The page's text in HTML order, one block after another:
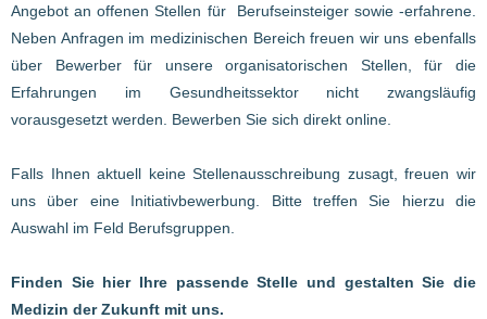
Angebot an offenen Stellen für Berufseinsteiger sowie -erfahrene.
Neben Anfragen im medizinischen Bereich freuen wir uns ebenfalls
über Bewerber für unsere organisatorischen Stellen, für die
Erfahrungen im Gesundheitssektor nicht zwangsläufig
vorausgesetzt werden. Bewerben Sie sich direkt online.
Falls Ihnen aktuell keine Stellenausschreibung zusagt, freuen wir
uns über eine Initiativbewerbung. Bitte treffen Sie hierzu die
Auswahl im Feld Berufsgruppen.
Finden Sie hier Ihre passende Stelle und gestalten Sie die
Medizin der Zukunft mit uns.